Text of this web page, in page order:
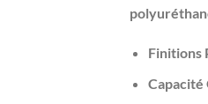
Finitions
Capacité